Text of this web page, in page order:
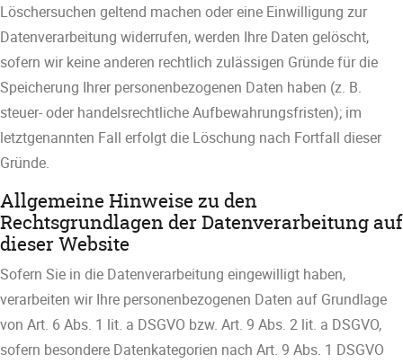
Löschersuchen geltend machen oder eine Einwilligung zur
Datenverarbeitung widerrufen, werden Ihre Daten gelöscht,
sofern wir keine anderen rechtlich zulässigen Gründe für die
Speicherung Ihrer personenbezogenen Daten haben (z. B.
steuer- oder handelsrechtliche Aufbewahrungsfristen); im
letztgenannten Fall erfolgt die Löschung nach Fortfall dieser
Gründe.
Allgemeine Hinweise zu den
Rechtsgrundlagen der Datenverarbeitung auf
dieser Website
Sofern Sie in die Datenverarbeitung eingewilligt haben,
verarbeiten wir Ihre personenbezogenen Daten auf Grundlage
von Art. 6 Abs. 1 lit. a DSGVO bzw. Art. 9 Abs. 2 lit. a DSGVO,
sofern besondere Datenkategorien nach Art. 9 Abs. 1 DSGVO